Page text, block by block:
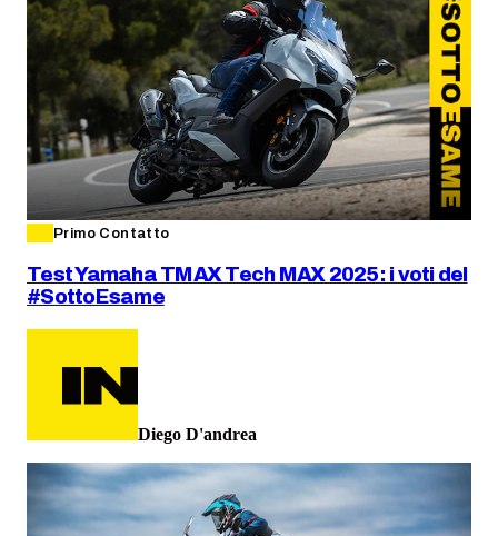
Primo Contatto
Test Yamaha TMAX Tech MAX 2025: i voti del
#SottoEsame
Diego D'andrea